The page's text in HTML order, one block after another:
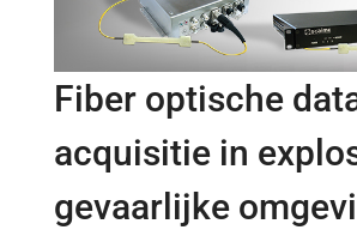
Fiber optische
acquisitie in
gevaarlijke